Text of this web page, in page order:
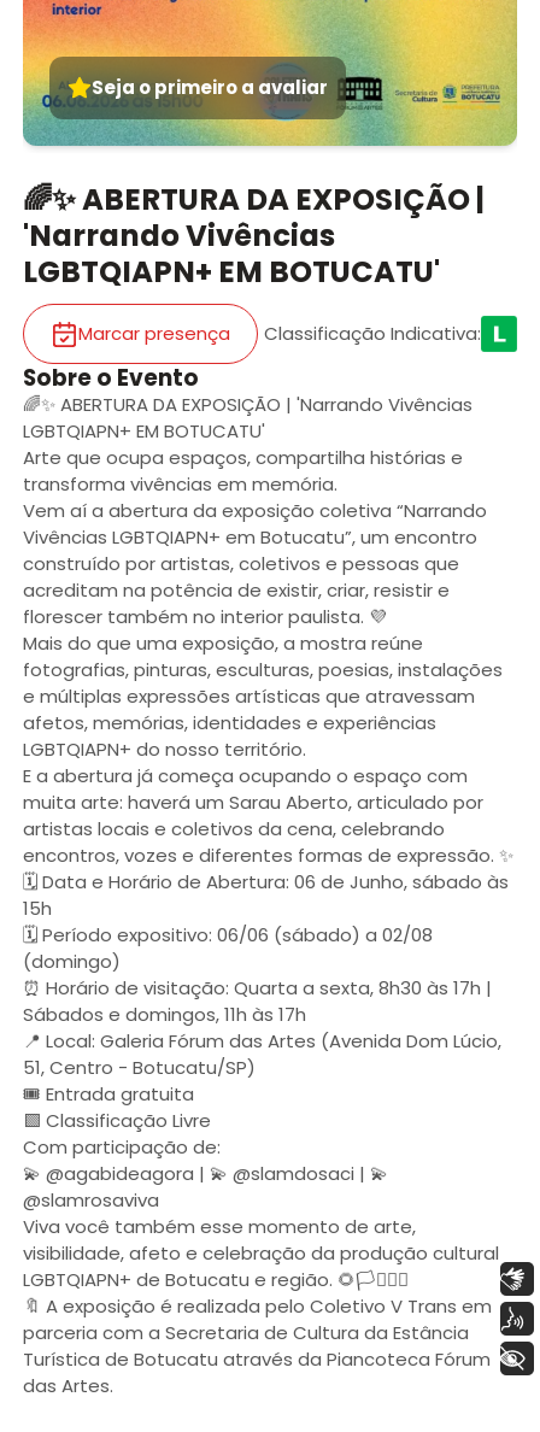
Seja o primeiro a avaliar
🌈✨ ABERTURA DA EXPOSIÇÃO |
'Narrando Vivências
LGBTQIAPN+ EM BOTUCATU'
Marcar presença Classificação Indicativa:
Sobre o Evento
🌈✨ ABERTURA DA EXPOSIÇÃO | 'Narrando Vivências
LGBTQIAPN+ EM BOTUCATU'
Arte que ocupa espaços, compartilha histórias e
transforma vivências em memória.
Vem aí a abertura da exposição coletiva “Narrando
Vivências LGBTQIAPN+ em Botucatu”, um encontro
construído por artistas, coletivos e pessoas que
acreditam na potência de existir, criar, resistir e
florescer também no interior paulista. 💜
Mais do que uma exposição, a mostra reúne
fotografias, pinturas, esculturas, poesias, instalações
e múltiplas expressões artísticas que atravessam
afetos, memórias, identidades e experiências
LGBTQIAPN+ do nosso território.
E a abertura já começa ocupando o espaço com
muita arte: haverá um Sarau Aberto, articulado por
artistas locais e coletivos da cena, celebrando
encontros, vozes e diferentes formas de expressão. ✨
🗓️ Data e Horário de Abertura: 06 de Junho, sábado às
15h
🗓️ Período expositivo: 06/06 (sábado) a 02/08
(domingo)
⏰ Horário de visitação: Quarta a sexta, 8h30 às 17h |
Sábados e domingos, 11h às 17h
📍 Local: Galeria Fórum das Artes (Avenida Dom Lúcio,
51, Centro - Botucatu/SP)
🎟️ Entrada gratuita
🟩 Classificação Livre
Com participação de:
💫 @agabideagora | 💫 @slamdosaci | 💫
@slamrosaviva
Viva você também esse momento de arte,
visibilidade, afeto e celebração da produção cultural
LGBTQIAPN+ de Botucatu e região. 🌻🏳️‍⚧️🏳️‍🌈
🔖 A exposição é realizada pelo Coletivo V Trans em
parceria com a Secretaria de Cultura da Estância
Turística de Botucatu através da Piancoteca Fórum
das Artes.
Libras
Voz
+ Acessibilidade